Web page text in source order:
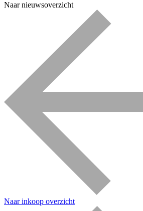
Naar nieuwsoverzicht
Naar inkoop overzicht